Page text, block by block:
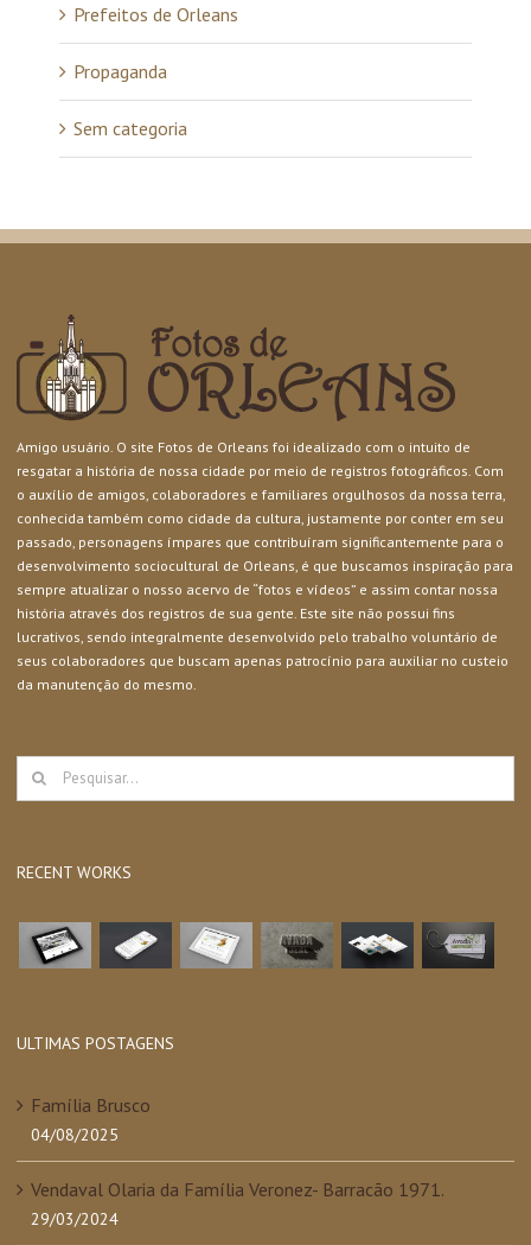
Prefeitos de Orleans
Propaganda
Sem categoria
Amigo usuário. O site Fotos de Orleans foi idealizado com o intuito de
resgatar a história de nossa cidade por meio de registros fotográficos. Com
o auxílio de amigos, colaboradores e familiares orgulhosos da nossa terra,
conhecida também como cidade da cultura, justamente por conter em seu
passado, personagens ímpares que contribuíram significantemente para o
desenvolvimento sociocultural de Orleans, é que buscamos inspiração para
sempre atualizar o nosso acervo de “fotos e vídeos” e assim contar nossa
história através dos registros de sua gente. Este site não possui fins
lucrativos, sendo integralmente desenvolvido pelo trabalho voluntário de
seus colaboradores que buscam apenas patrocínio para auxiliar no custeio
da manutenção do mesmo.
Buscar
resultados
RECENT WORKS
ULTIMAS POSTAGENS
Família Brusco
04/08/2025
Vendaval Olaria da Família Veronez- Barracão 1971.
29/03/2024